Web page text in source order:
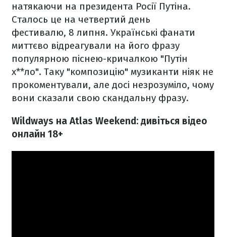
натякаючи на президента Росії Путіна.
Сталось це на четвертий день
фестивалю, 8 липня. Українські фанати
миттєво відреагували на його фразу
популярною піснею-кричалкою "Путін
х**ло". Таку "композицію" музиканти ніяк не
прокоментували, але досі незрозуміло, чому
вони сказали свою скандальну фразу.
Wildways на Atlas Weekend: дивіться відео
онлайн 18+